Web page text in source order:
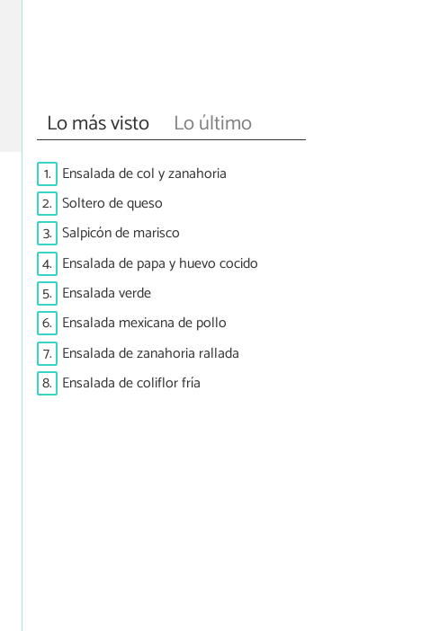
Lo más visto Lo último
1. Ensalada de col y zanahoria
2. Soltero de queso
3. Salpicón de marisco
4. Ensalada de papa y huevo cocido
5. Ensalada verde
6. Ensalada mexicana de pollo
7. Ensalada de zanahoria rallada
8. Ensalada de coliflor fría